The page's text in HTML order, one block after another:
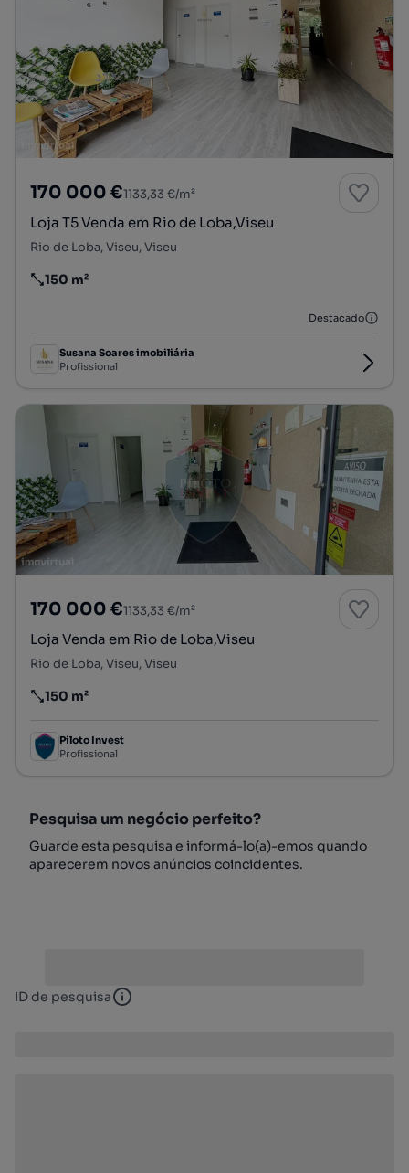
170 000 €1133,33 €/m²
Loja T5 Venda em Rio de Loba,Viseu
Rio de Loba, Viseu, Viseu
Preço por metro quadrado
150 m²
Destacado
Susana Soares imobiliária
Profissional
170 000 €1133,33 €/m²
Loja Venda em Rio de Loba,Viseu
Rio de Loba, Viseu, Viseu
Preço por metro quadrado
150 m²
Piloto Invest
Profissional
Pesquisa um negócio perfeito?
Guarde esta pesquisa e informá-lo(a)-emos quando
aparecerem novos anúncios coincidentes.
ID de pesquisa ID de pesquisa